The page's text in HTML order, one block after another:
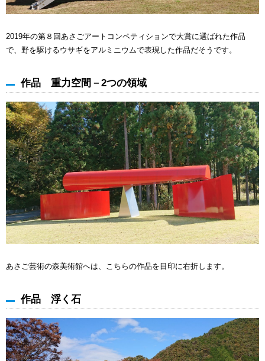
2019年の第８回あさごアートコンペティションで大賞に選ばれた作品
で、野を駆けるウサギをアルミニウムで表現した作品だそうです。
作品 重力空間－2つの領域
あさご芸術の森美術館へは、こちらの作品を目印に右折します。
作品 浮く石